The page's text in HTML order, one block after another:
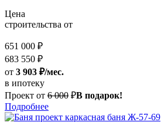
Цена
строительства от
651 000 ₽
683 550 ₽
от 3 903 ₽/мес.
в ипотеку
Проект от 6 000 ₽В подарок!
Подробнее